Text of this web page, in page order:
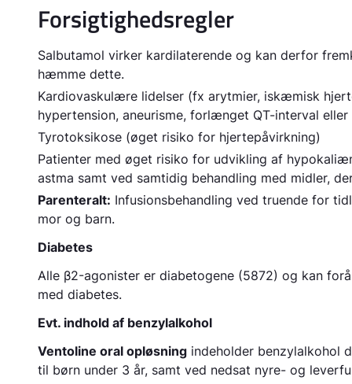
Forsigtighedsregler
Salbutamol virker kardilaterende og kan derfor
hæmme dette.
Kardiovaskulære lidelser (fx arytmier, iskæmisk
hypertension, aneurisme, forlænget QT-interval
Tyrotoksikose (øget risiko for hjertepåvirkning)
Patienter med øget risiko for udvikling af
astma samt ved samtidig behandling med midler,
Parenteralt: Infusionsbehandling ved truende for
mor og barn.
Diabetes
Alle β2-agonister er diabetogene (5872) og kan
med diabetes.
Evt. indhold af benzylalkohol
Ventoline oral opløsning indeholder benzylalkohol
til børn under 3 år, samt ved nedsat nyre- og